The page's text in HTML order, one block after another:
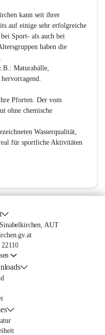
kann seit ihrer
auf einige sehr erfolgreiche
Sport- als auch bei
haben die
Maturabälle,
Pforten. Der vom
ohne chemische
Wasserqualität,
für sportliche Aktivitäten
AUT